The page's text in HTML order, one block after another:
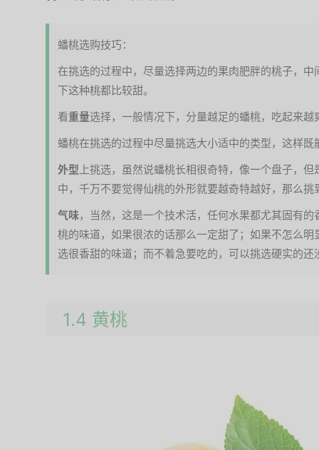
蟠桃选购技巧：
在挑选的过程中，尽量选择两边的果肉肥胖的桃子，
下这种桃都比较甜。
看重量选择，一般情况下，分量越足的蟠桃，吃起来越
蟠桃在挑选的过程中尽量挑选大小适中的类型，这样
外型 上挑选，虽然说蟠桃长相很奇特，像一个盘子，
中，千万不要觉得仙桃的外形就要越奇特越好，那么
气味，当然，这是一个技术活，任何水果都尤其固有
桃的味道，如果很浓的话那么一定甜了；如果不怎么
选很香甜的味道；而不着急要吃的，可以挑选硬实的还
1.4 黄桃